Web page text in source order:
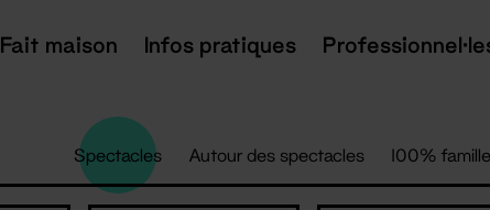
Fait maison Infos pratiques
Spectacles Autour des spectacles 100% famille